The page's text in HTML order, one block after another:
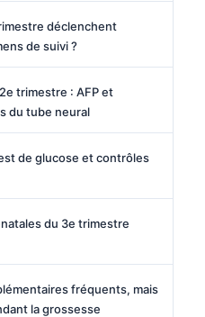
déclenchent
de suivi ?
trimestre : AFP et
du tube neural
de glucose et contrôles
du 3e trimestre
fréquents, mais
la grossesse